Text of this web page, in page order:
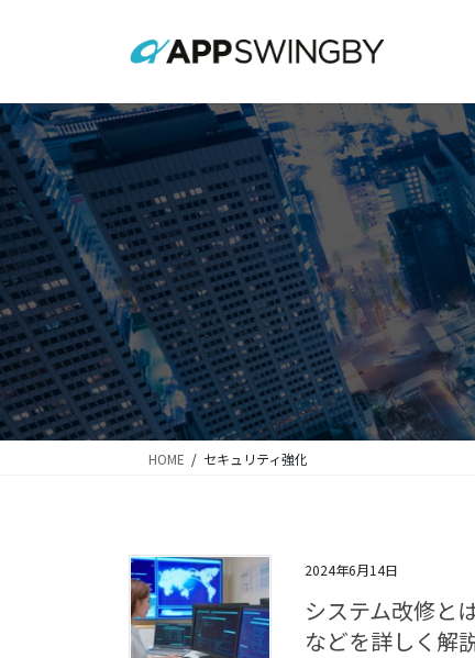
ツ
に
移
動
シ
ョ
ン
に
移
動
HOME セキュリティ強化
2024年6月14日
システム改修と
などを詳しく解